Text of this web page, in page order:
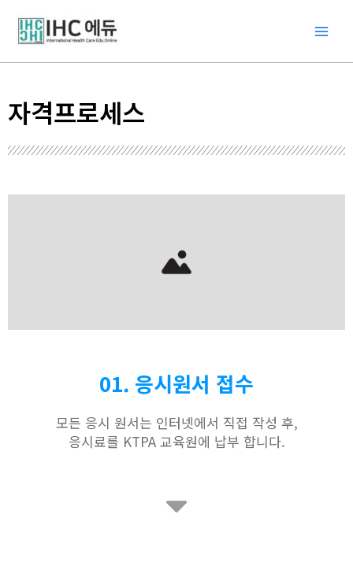
로
뛰자격프로세스
01. 응시원서 접수
모든 응시 원서는 인터넷에서 직접 작성 후,
응시료를 KTPA 교육원에 납부 합니다.